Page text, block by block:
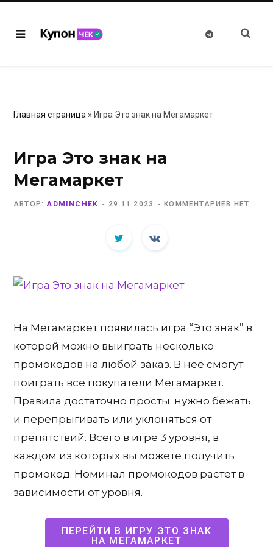
T
Главная страница » Игра Это знак на Мегамаркет
Игра Это знак на
Мегамаркет
АВТОР: ADMINCHEK 29.11.2023 КОММЕНТАРИЕВ НЕТ
На Мегамаркет появилась игра “Это знак” в
которой можно выиграть несколько
промокодов на любой заказ. В нее смогут
поиграть все покупатели Мегамаркет.
Правила достаточно просты: нужно бежать
и перепрыгивать или уклоняться от
препятствий. Всего в игре 3 уровня, в
каждом из которых вы можете получить
промокод. Номинал промокодов растет в
зависимости от уровня.
ПЕРЕЙТИ В ИГРУ ЭТО ЗНАК
НА МЕГАМАРКЕТ